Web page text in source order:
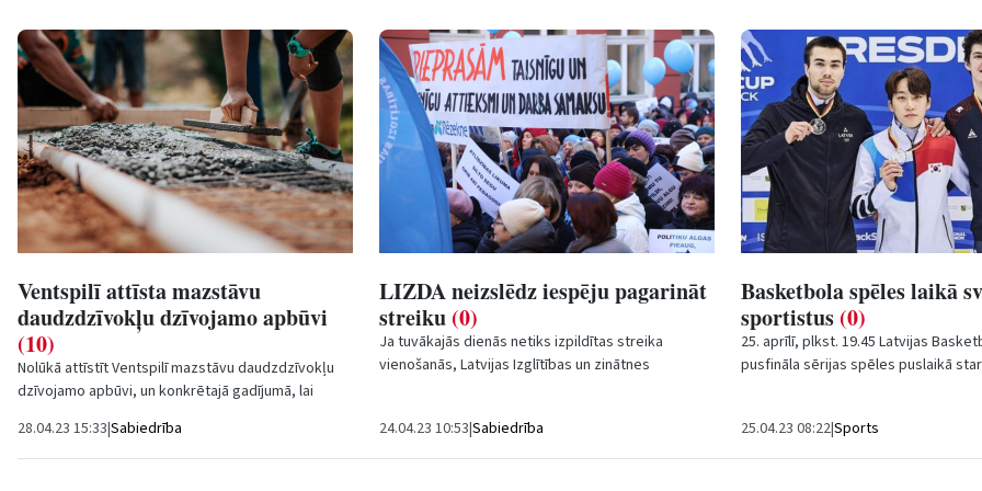
Ventspilī attīsta mazstāvu
daudzdzīvokļu dzīvojamo apbūvi
(10)
Nolūkā attīstīt Ventspilī mazstāvu daudzdzīvokļu
dzīvojamo apbūvi, un konkrētajā gadījumā, lai
28.04.23 15:33|Sabiedrība
LIZDA neizslēdz iespēju pagarināt
streiku (0)
Ja tuvākajās dienās netiks izpildītas streika
vienošanās, Latvijas Izglītības un zinātnes
24.04.23 10:53|Sabiedrība
Basketbola spēles laikā
sportistus (0)
25. aprīlī, plkst. 19.45 Latvijas
pusfināla sērijas spēles puslaikā
25.04.23 08:22|Sports